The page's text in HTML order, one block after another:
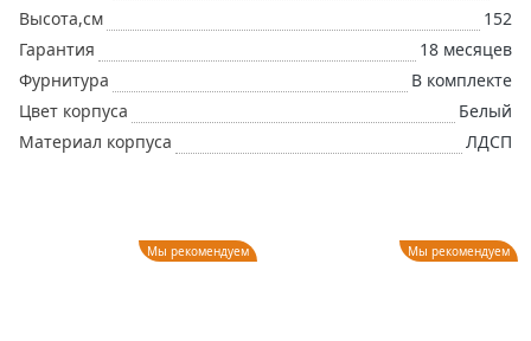
Высота,см
152
Гарантия
18 месяцев
Фурнитура
В комплекте
Цвет корпуса
Белый
Материал корпуса
ЛДСП
Мы рекомендуем Мы рекомендуем